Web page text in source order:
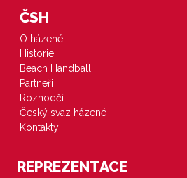
ČSH
O házené
Historie
Beach Handball
Partneři
Rozhodčí
Český svaz házené
Kontakty
REPREZENTACE